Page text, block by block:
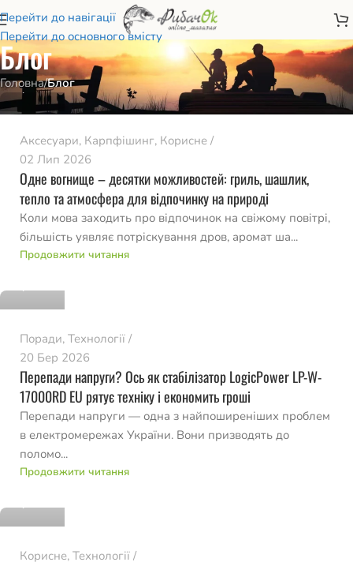
Перейти до навігації
Перейти до основного вмісту
Блог
Головна/Блог
romvo
0
Аксесуари, Карпфішинг, Корисне
02 Лип 2026
Одне вогнище – десятки можливостей: гриль, шашлик,
тепло та атмосфера для відпочинку на природі
Коли мова заходить про відпочинок на свіжому повітрі,
більшість уявляє потріскування дров, аромат ша...
Продовжити читання
romvo
Поради, Технології
20 Бер 2026
Перепади напруги? Ось як стабілізатор LogicPower LP-W-
17000RD EU рятує техніку і економить гроші
Перепади напруги — одна з найпоширеніших проблем
в електромережах України. Вони призводять до
поломо...
Продовжити читання
romvo
Корисне, Технології